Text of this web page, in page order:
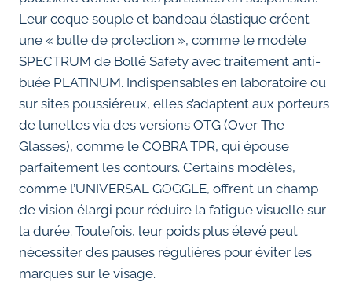
Leur coque souple et bandeau élastique créent
une « bulle de protection », comme le modèle
SPECTRUM de Bollé Safety avec traitement anti-
buée PLATINUM. Indispensables en laboratoire ou
sur sites poussiéreux, elles s’adaptent aux porteurs
de lunettes via des versions OTG (Over The
Glasses), comme le COBRA TPR, qui épouse
parfaitement les contours. Certains modèles,
comme l’UNIVERSAL GOGGLE, offrent un champ
de vision élargi pour réduire la fatigue visuelle sur
la durée. Toutefois, leur poids plus élevé peut
nécessiter des pauses régulières pour éviter les
marques sur le visage.